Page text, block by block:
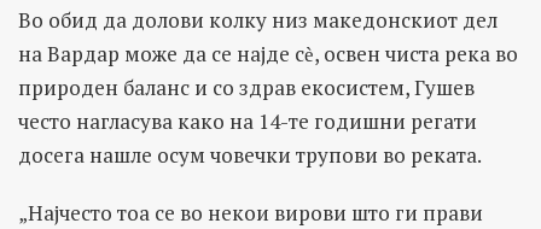
Во обид да долови колку низ македонскиот дел
на Вардар може да се најде сѐ, освен чиста река во
природен баланс и со здрав екосистем, Гушев
често нагласува како на 14-те годишни регати
досега нашле осум човечки трупови во реката.
„Најчесто тоа се во некои вирови што ги прави